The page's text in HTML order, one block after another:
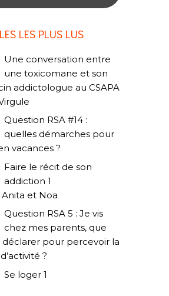
LES PLUS LUS
Une conversation entre
une toxicomane et son
addictologue au CSAPA
Question RSA #14 :
quelles démarches pour
vacances ?
Faire le récit de son
addiction 1
Anita et Noa
Question RSA 5 : Je vis
chez mes parents, que
déclarer pour percevoir la
?
Se loger 1